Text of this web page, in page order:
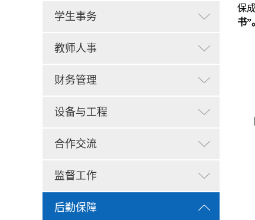
学生事务
教师人事
财务管理
设备与工程
合作交流
监督工作
后勤保障
保
书”